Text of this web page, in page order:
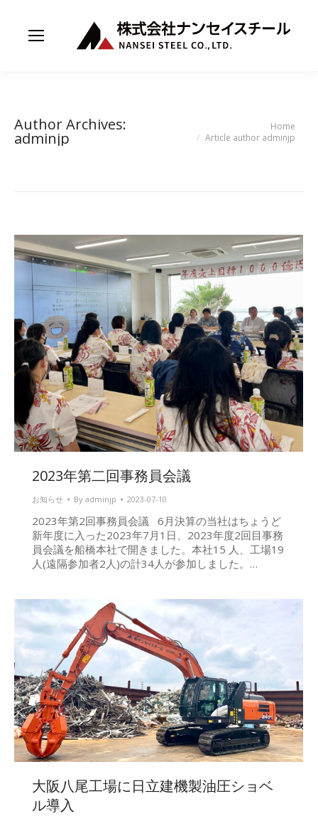
Author Archives:
adminjp
Home
Article author adminjp
2023年第二回事務員会議
お知らせ By adminjp 2023-07-10
2023年第2回事務員会議 6月決算の当社はちょうど
新年度に入った2023年7月1日、2023年度2回目事務
員会議を船橋本社で開きました。本社15 人、工場19
人(遠隔参加者2人)の計34人が参加しました。…
大阪八尾工場に日立建機製油圧ショベ
ル導入